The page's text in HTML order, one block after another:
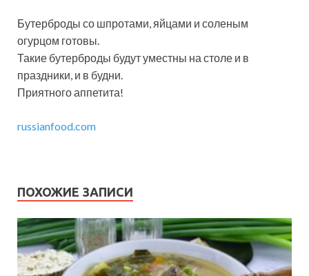
Бутерброды со шпротами, яйцами и соленым
огурцом готовы.
Такие бутерброды будут уместны на столе и в
праздники, и в будни.
Приятного аппетита!
russianfood.com
ПОХОЖИЕ ЗАПИСИ